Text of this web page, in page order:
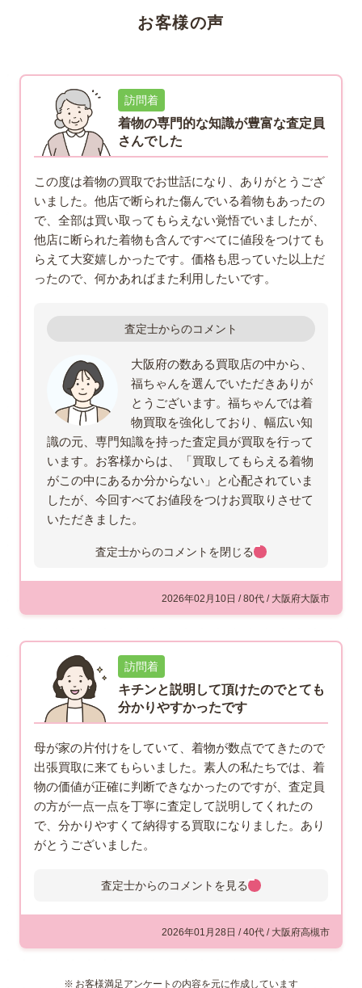
お客様の声
訪問着
着物の専門的な知識が豊富な査定員
さんでした
この度は着物の買取でお世話になり、ありがとうござ
いました。他店で断られた傷んでいる着物もあったの
で、全部は買い取ってもらえない覚悟でいましたが、
他店に断られた着物も含んですべてに値段をつけても
らえて大変嬉しかったです。価格も思っていた以上だ
ったので、何かあればまた利用したいです。
査定士からのコメント
大阪府の数ある買取店の中から、
福ちゃんを選んでいただきありが
とうございます。福ちゃんでは着
物買取を強化しており、幅広い知
識の元、専門知識を持った査定員が買取を行って
います。お客様からは、「買取してもらえる着物
がこの中にあるか分からない」と心配されていま
したが、今回すべてお値段をつけお買取りさせて
いただきました。
査定士からのコメントを閉じる
2026年02月10日 / 80代 / 大阪府大阪市
訪問着
キチンと説明して頂けたのでとても
分かりやすかったです
母が家の片付けをしていて、着物が数点でてきたので
出張買取に来てもらいました。素人の私たちでは、着
物の価値が正確に判断できなかったのですが、査定員
の方が一点一点を丁寧に査定して説明してくれたの
で、分かりやすくて納得する買取になりました。あり
がとうございました。
査定士からのコメント
このたびは、福ちゃんをご利用い
ただきありがとうございます。福
査定士からのコメントを 見る
2026年01月28日 / 40代 / 大阪府高槻市
お客様満足アンケートの内容を元に作成しています